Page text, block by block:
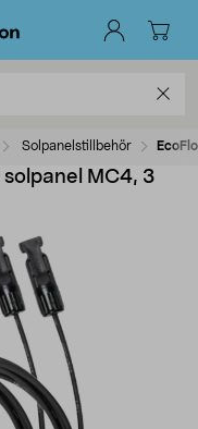
Solpanelstillbehör
MC4, 3